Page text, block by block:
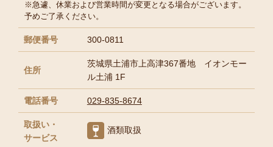
※急遽、休業および営業時間が変更となる場合がございます。
予めご了承ください。
郵便番号 300-0811
住所
茨城県土浦市上高津367番地 イオンモー
ル土浦 1F
電話番号 029-835-8674
取扱い・
サービス
酒類取扱